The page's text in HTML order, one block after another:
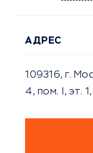
АДРЕС
109316, г.
4, пом. I, эт. 1,